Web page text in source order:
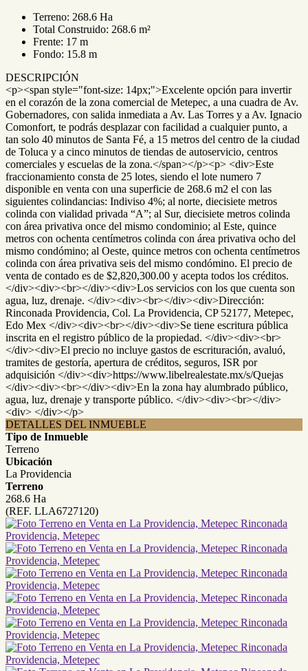
Terreno: 268.6 Ha
Total Construido: 268.6 m²
Frente: 17 m
Fondo: 15.8 m
DESCRIPCIÓN
<p><span style="font-size: 14px;">Excelente opción para invertir
en el corazón de la zona comercial de Metepec, a una cuadra de Av.
Gobernadores, con salida inmediata a Av. Las Torres y a Av. Ignacio
Comonfort, te podrás desplazar con facilidad a cualquier punto, a
tan solo 40 minutos de Santa Fé, a 15 metros del centro de la ciudad
de Toluca y a cinco minutos de tiendas de autoservicio, centros
comerciales y escuelas de la zona.</span></p><p> <div>Este
fraccionamiento consta de 25 lotes, siendo el lote numero 7
disponible en venta con una superficie de 268.6 m2 el con las
siguientes colindancias: Indiviso 4%; al norte, diecisiete metros
colinda con vialidad privada “A”; al Sur, diecisiete metros colinda
con área privativa once del mismo condominio; al Este, quince
metros con ochenta centímetros colinda con área privativa ocho del
mismo condómino; al Oeste, quince metros con ochenta centímetros
colinda con área privativa seis del mismo condómino. El precio de
venta de contado es de $2,820,300.00 y acepta todos los créditos.
</div><div><br></div><div>Los servicios con los que cuenta son
agua, luz, drenaje. </div><div><br></div><div>Dirección:
Rinconada Providencia, Col. La Providencia, CP 52177, Metepec,
Edo Mex </div><div><br></div><div>Se tiene escritura pública
inscrita en el registro público de la propiedad. </div><div><br>
</div><div>El precio no incluye gastos de escrituración, avaluó,
tramites de gestoría, apertura de créditos, seguros, ISR por
adquisición </div><div>https://www.libelrealestate.mx/s/Quejas
</div><div><br></div><div>En la zona hay alumbrado público,
agua, luz, drenaje y transporte público. </div><div><br></div>
<div> </div></p>
DETALLES DEL INMUEBLE
Tipo de Inmueble
Terreno
Ubicación
La Providencia
Terreno
268.6 Ha
(REF. LLA6727120)